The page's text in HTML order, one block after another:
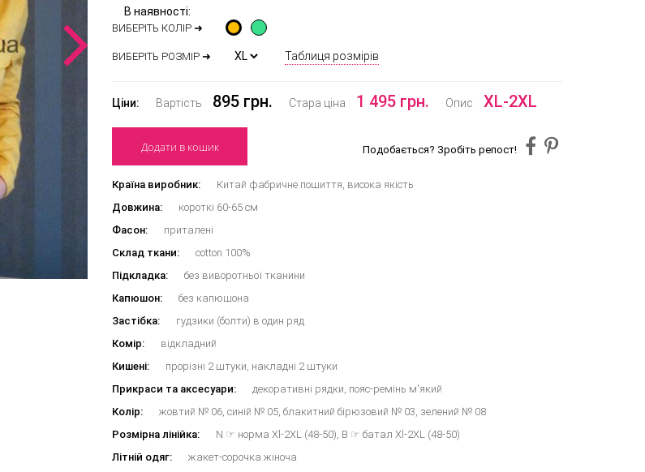
В наявності:
ВИБЕРІТЬ КОЛІР ➜
ВИБЕРІТЬ РОЗМІР ➜ Таблиця розмірів
Ціни: Вартість 895 грн. Стара ціна 1 495 грн. Опис XL-2XL
Додати в кошик Подобається? Зробіть репост!
Країна виробник:
Китай фабричне пошиття, висока якість
Довжина:
короткі 60-65 см
Фасон:
приталені
Склад ткани:
cotton 100%
Підкладка:
без виворотньої тканини
Капюшон:
без капюшона
Застібка:
гудзики (болти) в один ряд
Комір:
відкладний
Кишені:
прорізні 2 штуки, накладні 2 штуки
Прикраси та аксесуари:
декоративні рядки, пояс-ремінь м'який
Колір:
жовтий № 06, синій № 05, блакитний бірюзовий № 03, зелений № 08
Розмірна лінійка:
N ☞ норма Xl-2XL (48-50), B ☞ батал Xl-2XL (48-50)
Літній одяг:
жакет-сорочка жіноча